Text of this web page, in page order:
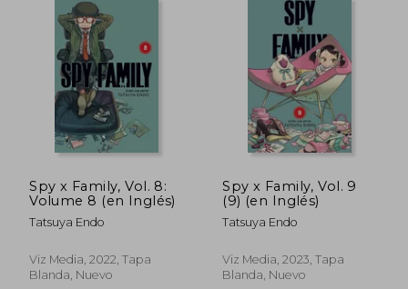
55%
dcto. S/ 56,63
55%
dcto.
Spy x Family, Vol. 8:
Volume 8 (en Inglés)
Tatsuya Endo
Viz Media, 2022, Tapa
Blanda, Nuevo
Spy x Family, Vol. 9
(9) (en Inglés)
Tatsuya Endo
Viz Media, 2023, Tapa
Blanda, Nuevo